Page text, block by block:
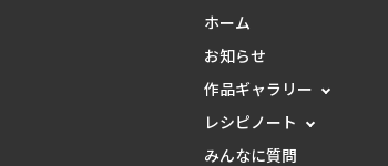
ホーム
お知らせ
作品ギャラリー
レシピノート
みんなに質問